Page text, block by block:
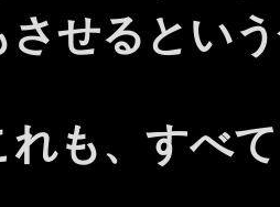
させるとい
も、すべ